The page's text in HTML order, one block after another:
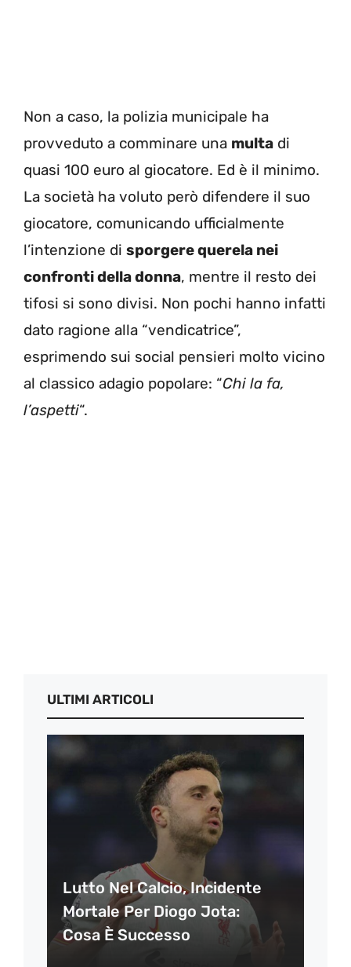
Non a caso, la polizia municipale ha
provveduto a comminare una multa di
quasi 100 euro al giocatore. Ed è il minimo.
La società ha voluto però difendere il suo
giocatore, comunicando ufficialmente
l’intenzione di sporgere querela nei
confronti della donna, mentre il resto dei
tifosi si sono divisi. Non pochi hanno infatti
dato ragione alla “vendicatrice”,
esprimendo sui social pensieri molto vicino
al classico adagio popolare: “Chi la fa,
l’aspetti“.
ULTIMI ARTICOLI
Lutto Nel Calcio, Incidente
Mortale Per Diogo Jota:
Cosa È Successo